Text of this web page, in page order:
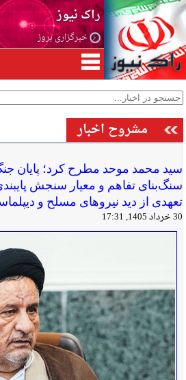
راک نیوز
خبرگزاری بروز
مشروح اخبار
سید محمد موحد مطرح کرد؛ پایان
سنگ‌بنای تفاهم و معیار سنجش
تعهدی از دید نیروهای مسلح و
30 خرداد 1405, 17:31